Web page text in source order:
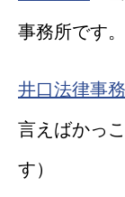
事務所です。
井口法律事
言えばかっ
す）